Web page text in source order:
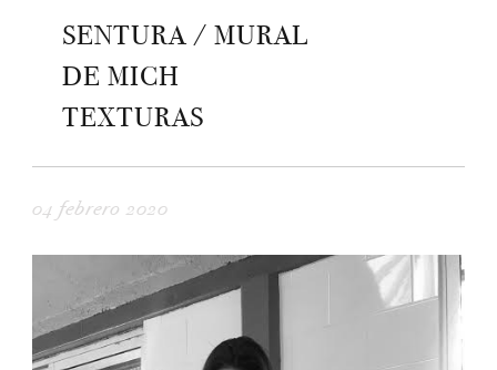
SENTURA / MURAL
DE MICH
TEXTURAS
04 febrero 2020